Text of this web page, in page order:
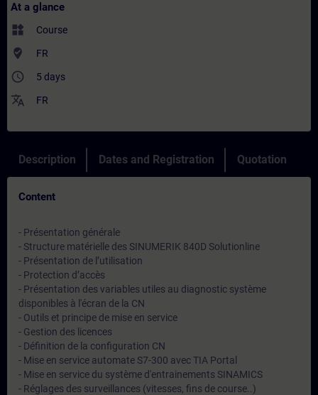
At a glance
widgets Course
where_to_vote FR
access_time 5 days
translate FR
Description Dates and Registration Quotation
Content
- Présentation générale
- Structure matérielle des SINUMERIK 840D Solutionline
- Présentation de l’utilisation
- Protection d’accès
- Présentation des variables utiles au diagnostic système
disponibles à l'écran de la CN
- Outils et principe de mise en service
- Gestion des licences
- Définition de la configuration CN
- Mise en service automate S7-300 avec TIA Portal
- Mise en service du système d'entrainements SINAMICS
- Réglages des surveillances (vitesses, fins de course..)